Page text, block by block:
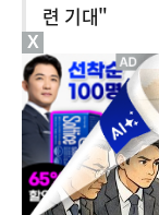
련 기대"
X